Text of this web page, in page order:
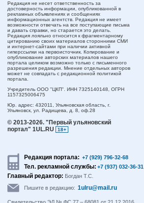
Редакция не несет ответственность за
достоверность информации, опубликованной в
рекламных объявлениях и сообщениях
информационных агентств. Редакция не имеет
возможности отвечать на все поступающие письма
и давать справки, но старается это делать.
Редакция лояльно относится к фрагментарному
цитированию своих материалов сторонними СМИ
и интернет-сайтами при наличии активной
гиперссылки на первоисточник. Копирование и
опубликование авторских материалов нашего
портала целиком возможно только с письменного
разрешения редакции. Мнение отдельных авторов
может не совпадать с редакционной политикой
портала.
Учредитель ООО "ЦКП". ИНН 7325140148, ОГРН
1157325006475
Юр. адрес: 432011, Ульяновская область, г.
Ульяновск, ул. Радищева, д. 8, оф.28
© 2013-2026. "Первый ульяновский
портал" 1UL.RU
18+
Редакция портала: +7 (929) 796-32-68
Тел. рекламной службы: +7 (937) 032-36-31
Главный редактор: Богдан Т.С.
Пишите в редакцию: 1ulru@mail.ru